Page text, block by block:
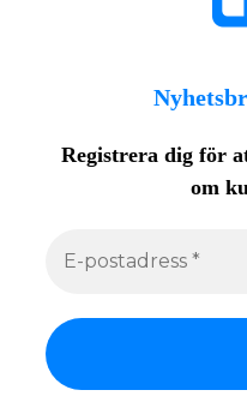
Registrera dig för
om